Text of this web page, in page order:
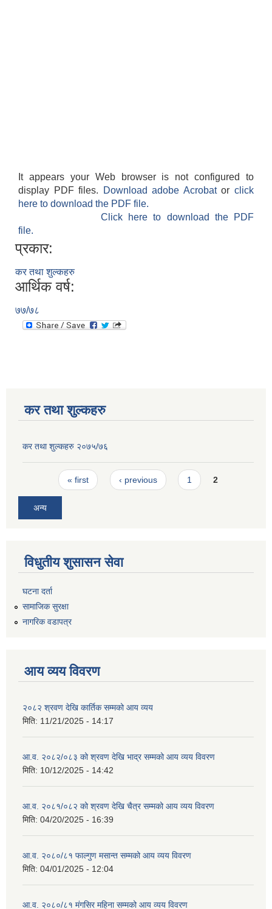
It appears your Web browser is not configured to
display PDF files.
Download adobe Acrobatorclick
here to download the PDF file.
Click here to download the PDF
file.
प्रकार:
कर तथा शुल्कहरु
आर्थिक वर्ष:
७७/७८
कर तथा शुल्कहरु
कर तथा शुल्कहरु २०७५/७६
Pages« first ‹ previous 1 2
अन्य
विधुतीय शुसासन सेवा
घटना दर्ता
सामाजिक सुरक्षा
नागरिक वडापत्र
आय व्यय विवरण
२०८२ श्रवण देखि कार्तिक सम्मको आय व्यय
मिति: 11/21/2025 - 14:17
आ.व. २०८२/०८३ को श्रवण देखि भाद्र सम्मको आय व्यय विवरण
मिति: 10/12/2025 - 14:42
आ.व. २०८१/०८२ को श्रवण देखि चैत्र सम्मको आय व्यय विवरण
मिति: 04/20/2025 - 16:39
आ.व. २०८०/८१ फाल्गुण मसान्त सम्मको आय व्यय विवरण
मिति: 04/01/2025 - 12:04
आ.व. २०८०/८१ मंगसिर महिना सम्मको आय व्यय विवरण